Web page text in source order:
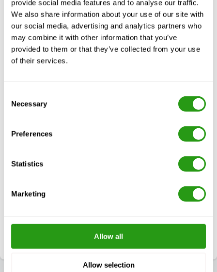
provide social media features and to analyse our traffic.
We also share information about your use of our site with
our social media, advertising and analytics partners who
may combine it with other information that you’ve
provided to them or that they’ve collected from your use
of their services.
Selection
Necessary
Preferences
Statistics
Marketing
Allow all
Allow selection
Wir sind hier, um zu helfen!
komplex sein. Lassen Sie uns den Prozess für Sie
vereinfachen - rufen Sie uns an oder schicken Sie uns
+1 337 451 4685